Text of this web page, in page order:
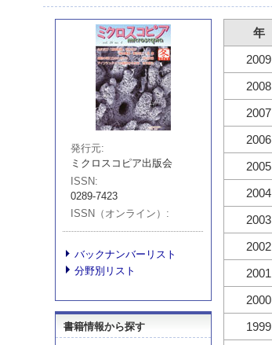
発行元
ミクロスコピア出版会
ISSN
0289-7423
ISSN（オンライン）
バックナンバーリスト
分野別リスト
書籍情報から探す
年
2009
2008
2007
2006
2005
2004
2003
2002
2001
2000
1999